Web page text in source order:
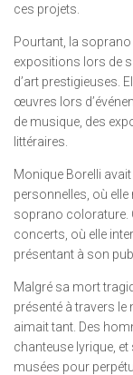
ces projets.
Pourtant, la
expositions lors de
d’art prestigieuses.
œuvres lors
de musique, des
littéraires.
Monique Borelli
personnelles, où
soprano colorature.
concerts, où elle
présentant à son
Malgré sa mort
présenté à travers le
aimait tant. Des
chanteuse lyrique,
musées pour